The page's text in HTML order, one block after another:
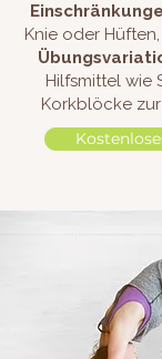
Knie oder
Hilfsmittel wie
Korkblöcke